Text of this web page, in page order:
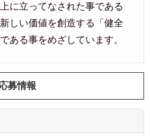
に立ってなされた事である
しい価値を創造する「健全
ある事をめざしています。
募情報